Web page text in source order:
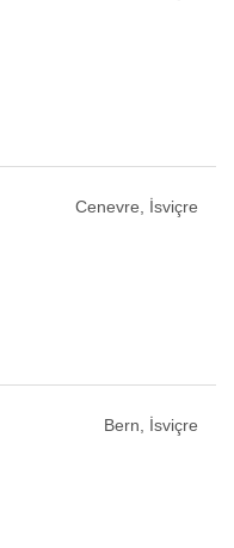
Cenevre, İsviçre
Bern, İsviçre